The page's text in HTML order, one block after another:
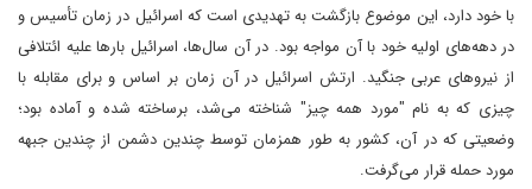
با خود دارد، این موضوع بازگشت به تهدیدی است که اسرائیل در زمان تأسیس و
در دهه‌های اولیه خود با آن مواجه بود. در آن سال‌ها، اسرائیل بارها علیه ائتلافی
از نیروهای عربی جنگید. ارتش اسرائیل در آن زمان بر اساس و برای مقابله با
چیزی که به نام "مورد همه چیز" شناخته می‌شد، برساخته شده و آماده بود؛
وضعیتی که در آن، کشور به طور همزمان توسط چندین دشمن از چندین جبهه
مورد حمله قرار می‌گرفت.